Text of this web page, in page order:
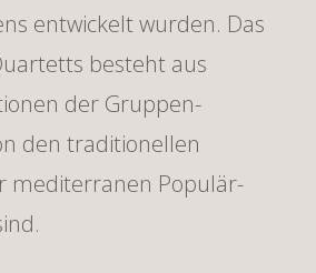
entwickelt wurden. Das
besteht aus
der Gruppen-
den traditionellen
mediterranen Populär-